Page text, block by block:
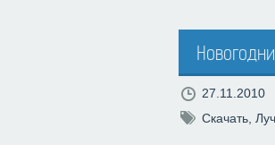
27.11.2010
Скачать